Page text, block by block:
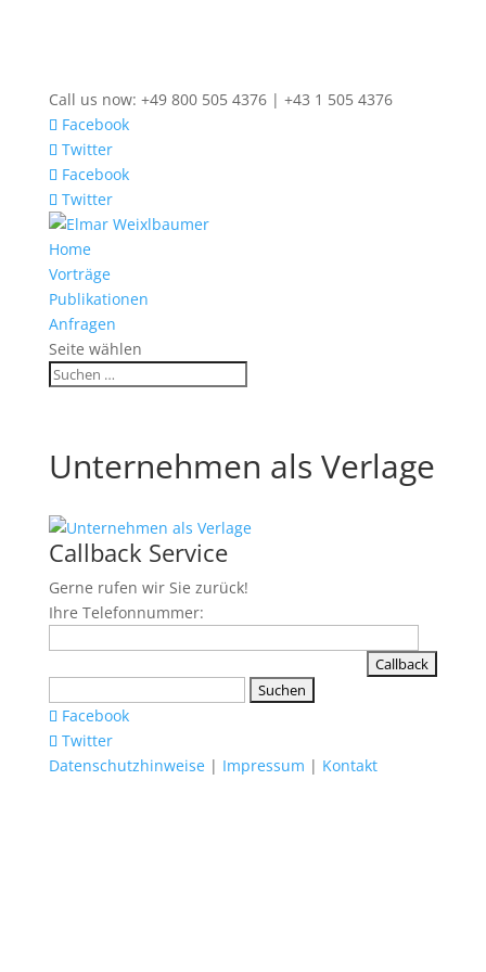
Call us now: +49 800 505 4376 | +43 1 505 4376
Facebook
Twitter
Facebook
Twitter
Home
Vorträge
Publikationen
Anfragen
Seite wählen
Unternehmen als Verlage
Callback Service
Gerne rufen wir Sie zurück!
Ihre Telefonnummer:
nach:
Facebook
Twitter
Datenschutzhinweise| Impressum | Kontakt